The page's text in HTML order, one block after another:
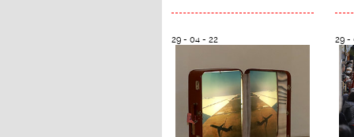
29 - 04 - 22 29 -